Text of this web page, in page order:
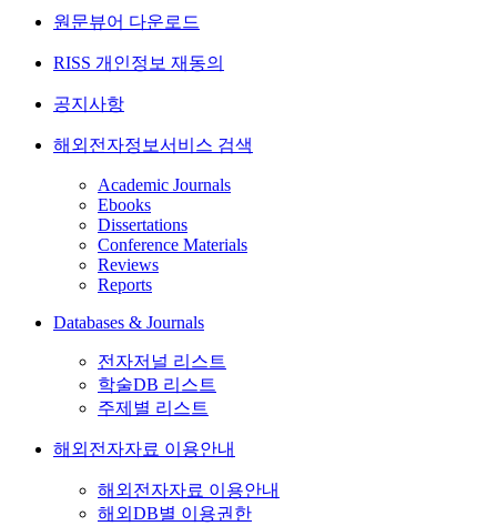
원문뷰어 다운로드
RISS 개인정보 재동의
공지사항
해외전자정보서비스 검색
Academic Journals
Ebooks
Dissertations
Conference Materials
Reviews
Reports
Databases & Journals
전자저널 리스트
학술DB 리스트
주제별 리스트
해외전자자료 이용안내
해외전자자료 이용안내
해외DB별 이용권한